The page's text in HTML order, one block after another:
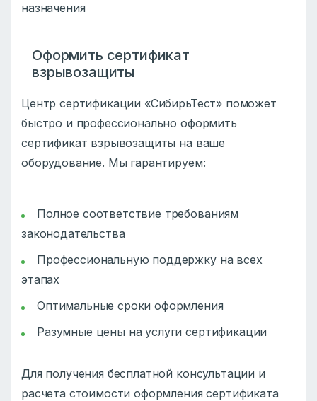
назначения
Оформить сертификат
взрывозащиты
Центр сертификации «СибирьТест» поможет
быстро и профессионально оформить
сертификат взрывозащиты на ваше
оборудование. Мы гарантируем:
Полное соответствие требованиям
законодательства
Профессиональную поддержку на всех
этапах
Оптимальные сроки оформления
Разумные цены на услуги сертификации
Для получения бесплатной консультации и
расчета стоимости оформления сертификата